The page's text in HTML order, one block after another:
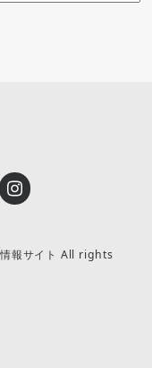
Instagram
報サイト All rights